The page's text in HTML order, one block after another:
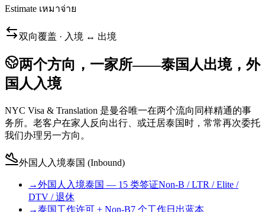
Estimate เหมาจ่าย
双向覆盖 · 入境 ↔ 出境
两个方向，一家所——泰国人出境，外
国人入境
NYC Visa & Translation 是曼谷唯一在两个流向同样精通的事
务所。老客户在家人反向出行、或迁居泰国时，常常再次委托
我们办理另一方向。
外国人入境泰国 (Inbound)
→外国人入境泰国 — 15 类签证Non-B / LTR / Elite /
DTV / 退休
→泰国工作许可 + Non-B7 个工作日出蓝本